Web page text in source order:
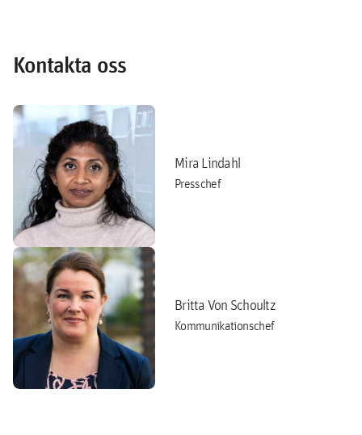
Kontakta oss
Mira Lindahl
Presschef
Britta Von Schoultz
Kommunikationschef